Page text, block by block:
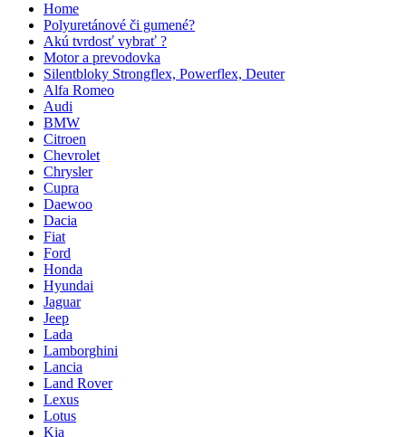
Home
Polyuretánové či gumené?
Akú tvrdosť vybrať ?
Motor a prevodovka
Silentbloky Strongflex, Powerflex, Deuter
Alfa Romeo
Audi
BMW
Citroen
Chevrolet
Chrysler
Cupra
Daewoo
Dacia
Fiat
Ford
Honda
Hyundai
Jaguar
Jeep
Lada
Lamborghini
Lancia
Land Rover
Lexus
Lotus
Kia